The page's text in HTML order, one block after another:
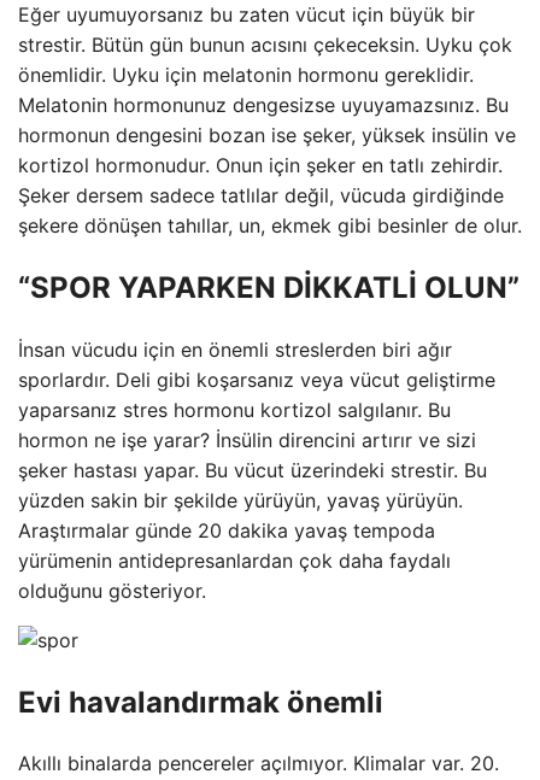
Eğer uyumuyorsanız bu zaten vücut için büyük bir
strestir. Bütün gün bunun acısını çekeceksin. Uyku çok
önemlidir. Uyku için melatonin hormonu gereklidir.
Melatonin hormonunuz dengesizse uyuyamazsınız. Bu
hormonun dengesini bozan ise şeker, yüksek insülin ve
kortizol hormonudur. Onun için şeker en tatlı zehirdir.
Şeker dersem sadece tatlılar değil, vücuda girdiğinde
şekere dönüşen tahıllar, un, ekmek gibi besinler de olur.
“SPOR YAPARKEN DİKKATLİ OLUN”
İnsan vücudu için en önemli streslerden biri ağır
sporlardır. Deli gibi koşarsanız veya vücut geliştirme
yaparsanız stres hormonu kortizol salgılanır. Bu
hormon ne işe yarar? İnsülin direncini artırır ve sizi
şeker hastası yapar. Bu vücut üzerindeki strestir. Bu
yüzden sakin bir şekilde yürüyün, yavaş yürüyün.
Araştırmalar günde 20 dakika yavaş tempoda
yürümenin antidepresanlardan çok daha faydalı
olduğunu gösteriyor.
Evi havalandırmak önemli
Akıllı binalarda pencereler açılmıyor. Klimalar var. 20.